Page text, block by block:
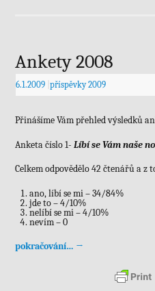
Ankety 2008
6.1.2009 příspěvky 2009
Přinášíme Vám přehled výsledků
Anketa číslo 1- Líbí se Vám naše
Celkem odpovědělo 42 čtenářů a z
ano, líbí se mi – 34/84%
jde to – 4/10%
nelíbí se mi – 4/10%
nevím – 0
pokračování… →